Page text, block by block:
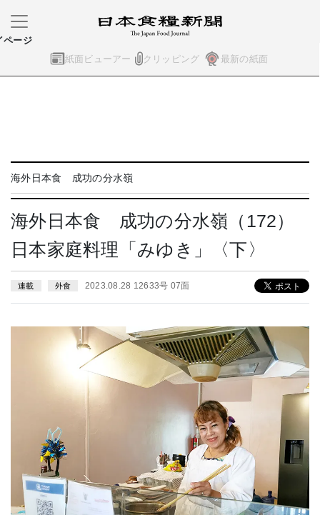
紙面ビューアー クリッピング 最新の紙面
ページ
海外日本食 成功の分水嶺
海外日本食 成功の分水嶺（172）
日本家庭料理「みゆき」〈下〉
連載 外食 2023.08.28 12633号 07面